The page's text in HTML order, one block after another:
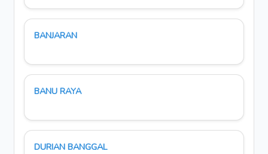
BANJARAN
BANU RAYA
DURIAN BANGGAL